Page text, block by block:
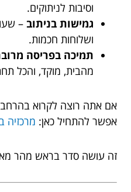
וסיבות לניתוקים.
גמישות בניתוב –
ושלוחות חכמות.
תמיכה בפריסה
מהבית, מוקד, והכל
אם אתה רוצה לקרוא
אפשר להתחיל כאן: מרכזיה
זה עושה סדר בראש מהר